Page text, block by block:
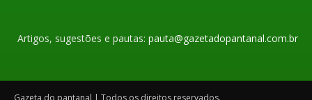
Artigos, sugestões e pautas: pauta@gazetadopantanal.com.br